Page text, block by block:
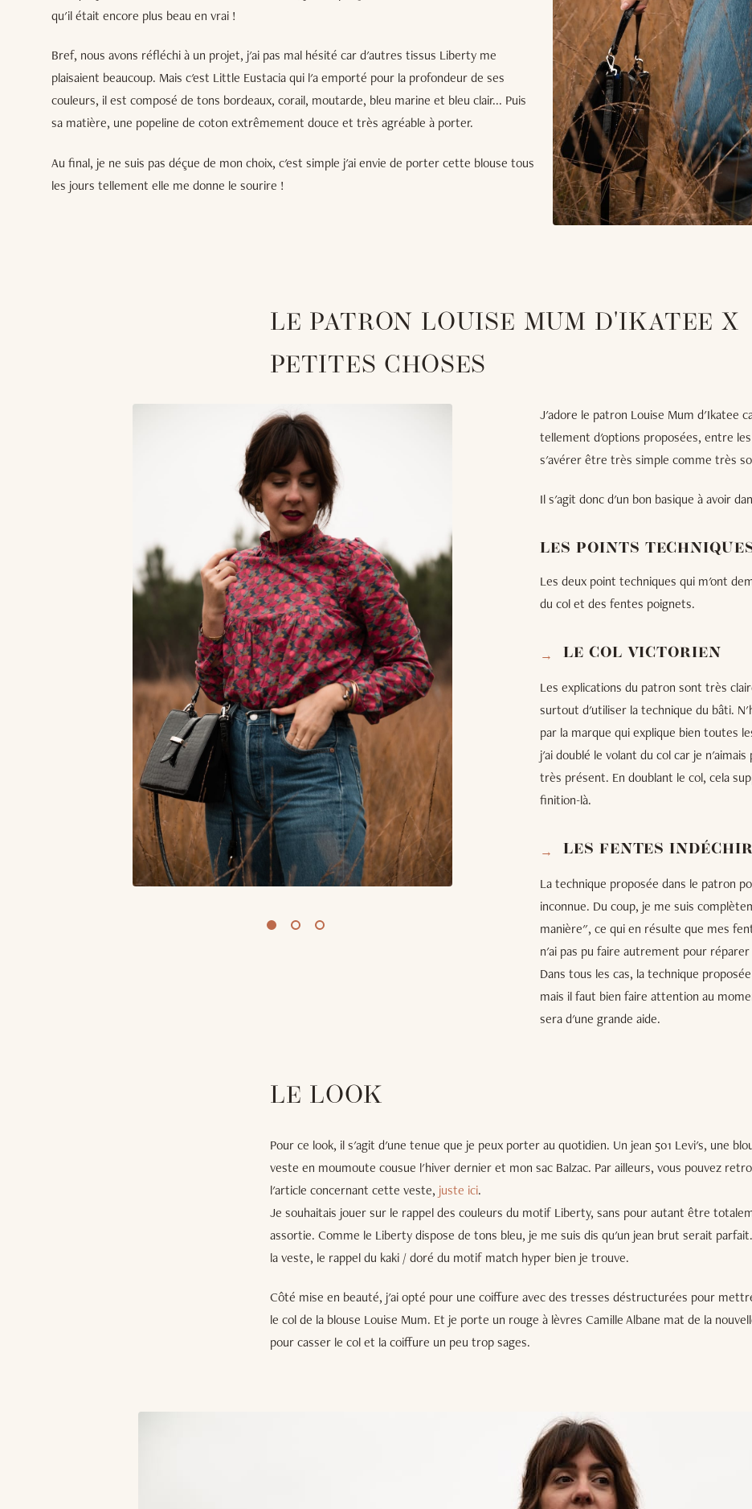
qu'il était encore plus beau en vrai !
Bref, nous avons réfléchi à un projet, j'ai pas mal hésité car d'autres tissus Liberty me
plaisaient beaucoup. Mais c'est Little Eustacia qui l'a emporté pour la profondeur de ses
couleurs, il est composé de tons bordeaux, corail, moutarde, bleu marine et bleu clair... Puis
sa matière, une popeline de coton extrêmement douce et très agréable à porter.
Au final, je ne suis pas déçue de mon choix, c'est simple j'ai envie de porter cette blouse tous
les jours tellement elle me donne le sourire !
LE PATRON LOUISE MUM D'IKATEE X
PETITES CHOSES
J'adore le patron Louise Mum d'Ikatee
tellement d'options proposées, entre
s'avérer être très simple comme très
Il s'agit donc d'un bon basique à avoir
LES POINTS
Les deux point techniques qui m'ont
du col et des fentes poignets.
LE COL VICTORIEN
Les explications du patron sont très
surtout d'utiliser la technique du bâti.
par la marque qui explique bien toutes
j'ai doublé le volant du col car je
très présent. En doublant le col, cela
finition-là.
LES FENTES
La technique proposée dans le patron
inconnue. Du coup, je me suis
manière", ce qui en résulte que mes
n'ai pas pu faire autrement pour
Dans tous les cas, la technique
mais il faut bien faire attention au
sera d'une grande aide.
LE LOOK
Pour ce look, il s'agit d'une tenue que je peux porter au quotidien. Un jean 501 Levi's, une
veste en moumoute cousue l'hiver dernier et mon sac Balzac. Par ailleurs, vous pouvez
l'article concernant cette veste, juste ici.
Je souhaitais jouer sur le rappel des couleurs du motif Liberty, sans pour autant être
assortie. Comme le Liberty dispose de tons bleu, je me suis dis qu'un jean brut serait
la veste, le rappel du kaki / doré du motif match hyper bien je trouve.
Côté mise en beauté, j'ai opté pour une coiffure avec des tresses déstructurées pour
le col de la blouse Louise Mum. Et je porte un rouge à lèvres Camille Albane mat de la
pour casser le col et la coiffure un peu trop sages.